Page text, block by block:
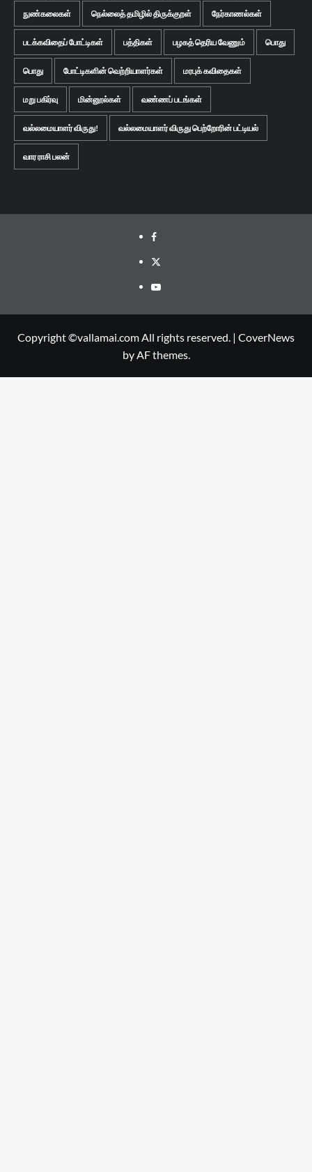
நுண்கலைகள் நெல்லைத் தமிழில் திருக்குறள் நேர்காணல்கள்
படக்கவிதைப் போட்டிகள் பத்திகள் பழகத் தெரிய வேணும் பொது
பொது போட்டிகளின் வெற்றியாளர்கள் மரபுக் கவிதைகள்
மறு பகிர்வு மின்னூல்கள் வண்ணப் படங்கள்
வல்லமையாளர் விருது! வல்லமையாளர் விருது பெற்றோரின் பட்டியல்
வார ராசி பலன்
Facebook
Twitter
Youtube
Copyright ©vallamai.com All rights reserved. | CoverNews
by AF themes.